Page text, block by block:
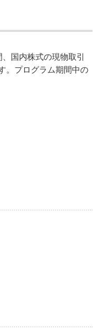
国内株式の現物取引
。プログラム期間中の